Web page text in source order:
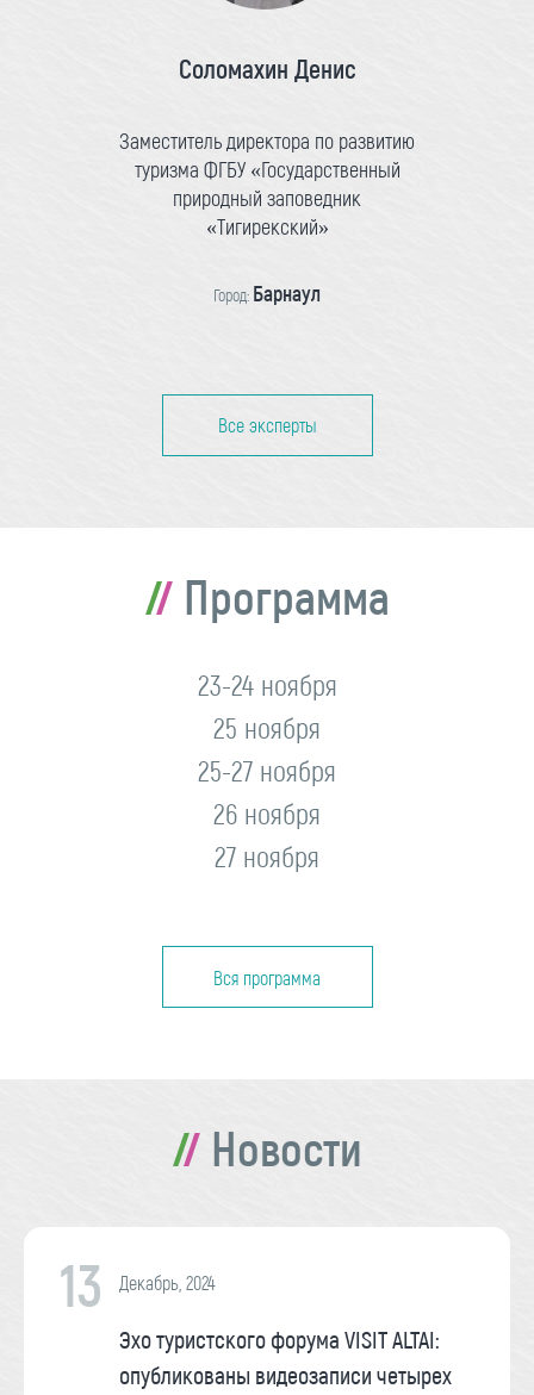
Соломахин Денис
Заместитель директора по развитию
туризма ФГБУ «Государственный
природный заповедник
«Тигирекский»
Город: Барнаул
Все эксперты
Программа
23-24 ноября
25 ноября
25-27 ноября
26 ноября
27 ноября
Вся программа
Новости
13 Декабрь, 2024
Эхо туристского форума VISIT ALTAI:
опубликованы видеозаписи четырех